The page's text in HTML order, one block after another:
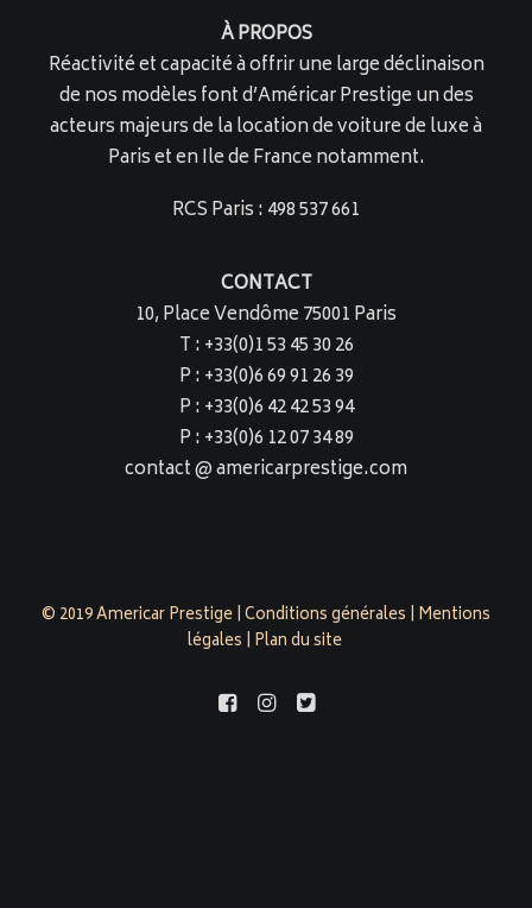
À PROPOS
Réactivité et capacité à offrir une large déclinaison
de nos modèles font d’Américar Prestige un des
acteurs majeurs de la location de voiture de luxe à
Paris et en Ile de France notamment.
RCS Paris : 498 537 661
CONTACT
10, Place Vendôme 75001 Paris
T : +33(0)1 53 45 30 26
P : +33(0)6 69 91 26 39
P : +33(0)6 42 42 53 94
P : +33(0)6 12 07 34 89
contact @ americarprestige.com
© 2019 Americar Prestige |Conditions générales | Mentions
légales | Plan du site